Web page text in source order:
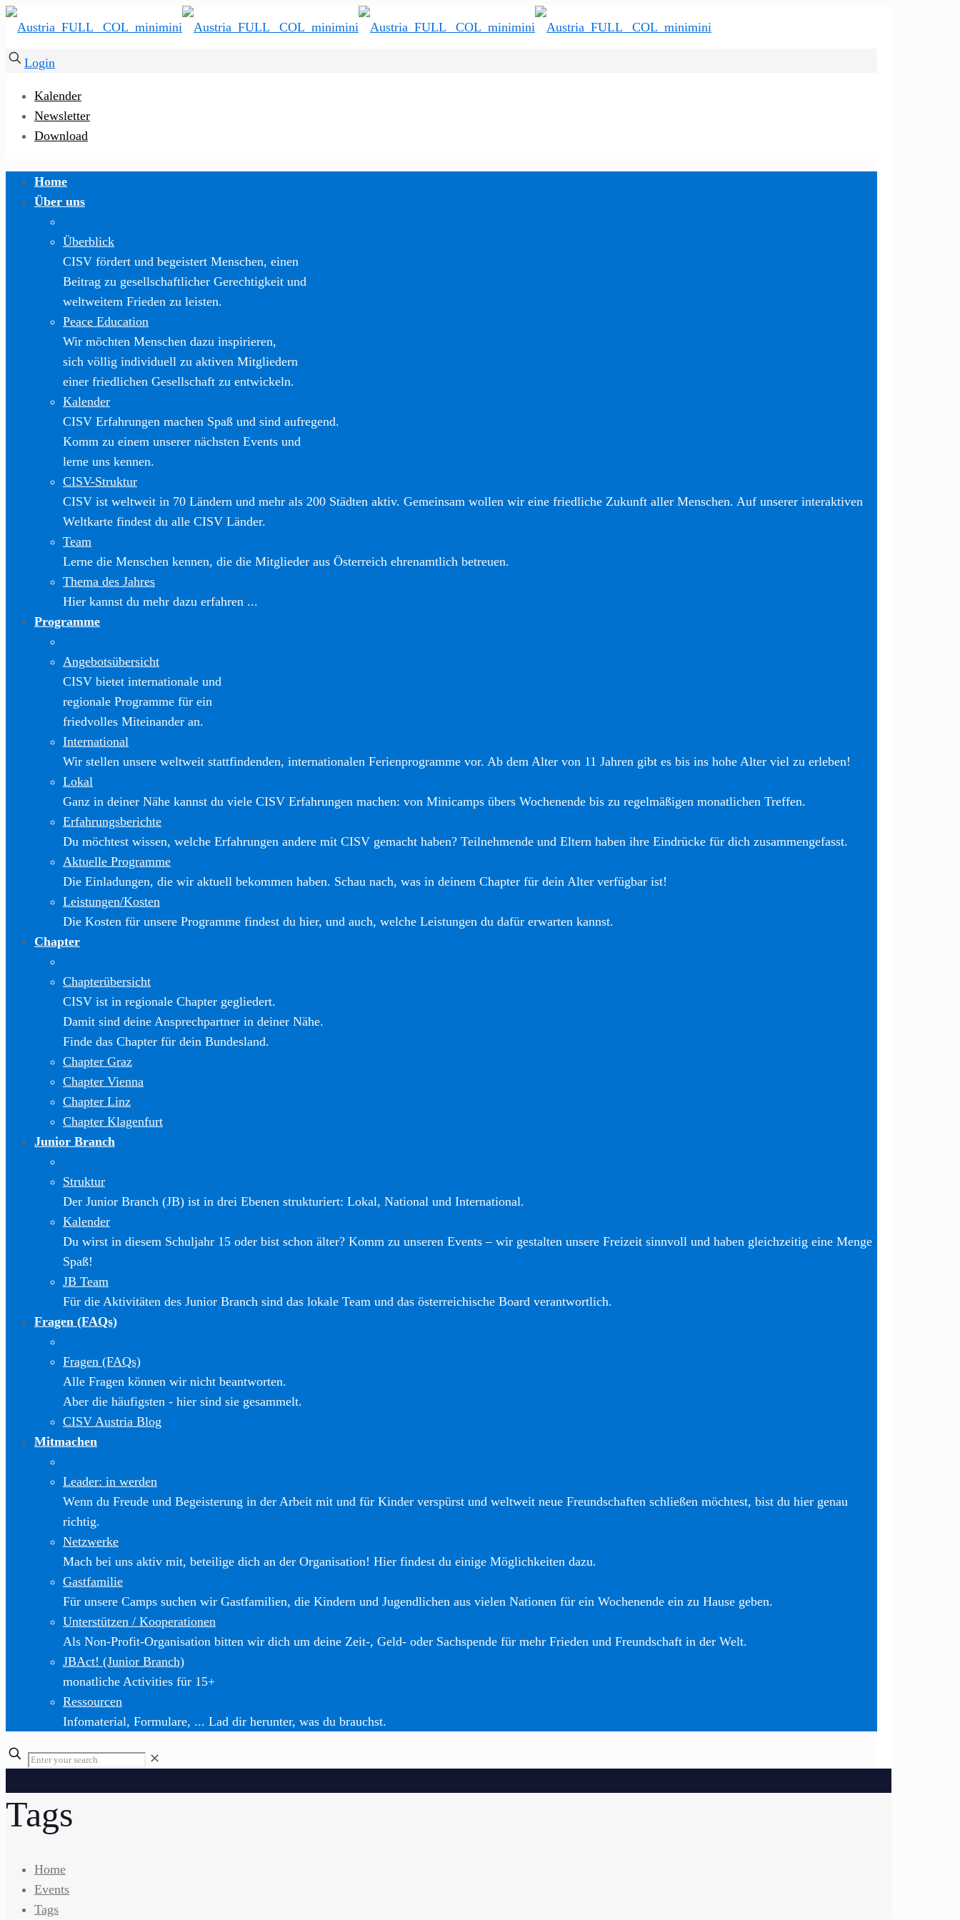
Login
Kalender
Newsletter
Download
Home
Über uns
Überblick
CISV fördert und begeistert Menschen, einen
Beitrag zu gesellschaftlicher Gerechtigkeit und
weltweitem Frieden zu leisten.
Peace Education
Wir möchten Menschen dazu inspirieren,
sich völlig individuell zu aktiven Mitgliedern
einer friedlichen Gesellschaft zu entwickeln.
Kalender
CISV Erfahrungen machen Spaß und sind aufregend.
Komm zu einem unserer nächsten Events und
lerne uns kennen.
CISV-Struktur
CISV ist weltweit in 70 Ländern und mehr als 200 Städten aktiv. Gemeinsam wollen wir eine friedliche Zukunft aller Menschen. Auf unserer interaktiven
Weltkarte findest du alle CISV Länder.
Team
Lerne die Menschen kennen, die die Mitglieder aus Österreich ehrenamtlich betreuen.
Thema des Jahres
Hier kannst du mehr dazu erfahren ...
Programme
Angebotsübersicht
CISV bietet internationale und
regionale Programme für ein
friedvolles Miteinander an.
International
Wir stellen unsere weltweit stattfindenden, internationalen Ferienprogramme vor. Ab dem Alter von 11 Jahren gibt es bis ins hohe Alter viel zu erleben!
Lokal
Ganz in deiner Nähe kannst du viele CISV Erfahrungen machen: von Minicamps übers Wochenende bis zu regelmäßigen monatlichen Treffen.
Erfahrungsberichte
Du möchtest wissen, welche Erfahrungen andere mit CISV gemacht haben? Teilnehmende und Eltern haben ihre Eindrücke für dich zusammengefasst.
Aktuelle Programme
Die Einladungen, die wir aktuell bekommen haben. Schau nach, was in deinem Chapter für dein Alter verfügbar ist!
Leistungen/Kosten
Die Kosten für unsere Programme findest du hier, und auch, welche Leistungen du dafür erwarten kannst.
Chapter
Chapterübersicht
CISV ist in regionale Chapter gegliedert.
Damit sind deine Ansprechpartner in deiner Nähe.
Finde das Chapter für dein Bundesland.
Chapter Graz
Chapter Vienna
Chapter Linz
Chapter Klagenfurt
Junior Branch
Struktur
Der Junior Branch (JB) ist in drei Ebenen strukturiert: Lokal, National und International.
Kalender
Du wirst in diesem Schuljahr 15 oder bist schon älter? Komm zu unseren Events – wir gestalten unsere Freizeit sinnvoll und haben gleichzeitig eine Menge
Spaß!
JB Team
Für die Aktivitäten des Junior Branch sind das lokale Team und das österreichische Board verantwortlich.
Fragen (FAQs)
Fragen (FAQs)
Alle Fragen können wir nicht beantworten.
Aber die häufigsten - hier sind sie gesammelt.
CISV Austria Blog
Mitmachen
Leader: in werden
Wenn du Freude und Begeisterung in der Arbeit mit und für Kinder verspürst und weltweit neue Freundschaften schließen möchtest, bist du hier genau
richtig.
Netzwerke
Mach bei uns aktiv mit, beteilige dich an der Organisation! Hier findest du einige Möglichkeiten dazu.
Gastfamilie
Für unsere Camps suchen wir Gastfamilien, die Kindern und Jugendlichen aus vielen Nationen für ein Wochenende ein zu Hause geben.
Unterstützen / Kooperationen
Als Non-Profit-Organisation bitten wir dich um deine Zeit-, Geld- oder Sachspende für mehr Frieden und Freundschaft in der Welt.
JBAct! (Junior Branch)
monatliche Activities für 15+
Ressourcen
Infomaterial, Formulare, ... Lad dir herunter, was du brauchst.
✕
Tags
Home
Events
Tags